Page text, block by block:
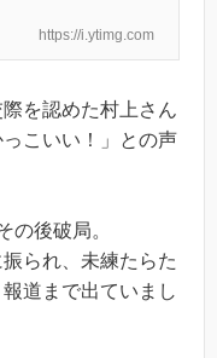
https://i.ytimg.com
を認めた村上さん
こいい！」との声
の後破局。
られ、未練たらた
道まで出ていまし